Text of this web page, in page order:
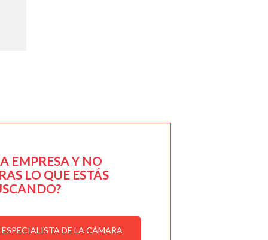
EMPRESA Y NO
LO QUE ESTÁS
DE LA CÁMARA